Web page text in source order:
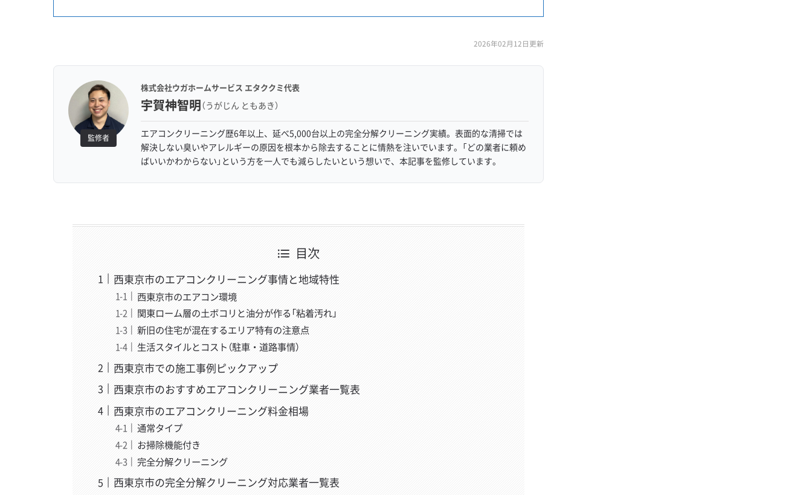
2026年02月12日更新
監修者
株式会社ウガホームサービス エタククミ代表
宇賀神智明（うがじん ともあき）
エアコンクリーニング歴6年以上、延べ5,000台以上の完全分解クリーニング実績。表面的な清掃では
解決しない臭いやアレルギーの原因を根本から除去することに情熱を注いでいます。「どの業者に頼め
ばいいかわからない」という方を一人でも減らしたいという想いで、本記事を監修しています。
目次
西東京市のエアコンクリーニング事情と地域特性
西東京市のエアコン環境
関東ローム層の土ボコリと油分が作る「粘着汚れ」
新旧の住宅が混在するエリア特有の注意点
生活スタイルとコスト（駐車・道路事情）
西東京市での施工事例ピックアップ
西東京市のおすすめエアコンクリーニング業者一覧表
西東京市のエアコンクリーニング料金相場
通常タイプ
お掃除機能付き
完全分解クリーニング
西東京市の完全分解クリーニング対応業者一覧表